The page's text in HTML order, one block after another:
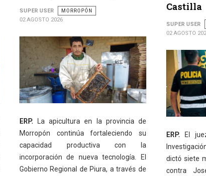
SUPER USER
MORROPÓN
02 AGOSTO 2026
ERP.
La apicultura en la provincia de
Morropón continúa fortaleciendo su
capacidad productiva con la
incorporación de nueva tecnología. El
Gobierno Regional de Piura, a través de
Castilla
SUPER USER
02 AGOSTO
ERP. El
dictó siete
contra